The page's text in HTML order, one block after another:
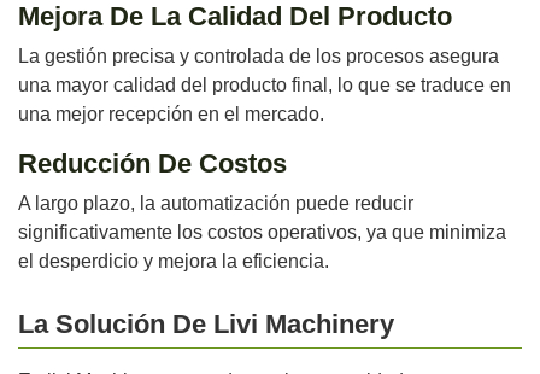
Mejora De La Calidad Del Producto
La gestión precisa y controlada de los procesos asegura
una mayor calidad del producto final, lo que se traduce en
una mejor recepción en el mercado.
Reducción De Costos
A largo plazo, la automatización puede reducir
significativamente los costos operativos, ya que minimiza
el desperdicio y mejora la eficiencia.
La Solución De Livi Machinery